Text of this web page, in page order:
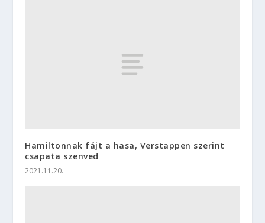
Hamiltonnak fájt a hasa, Verstappen szerint
csapata szenved
2021.11.20.